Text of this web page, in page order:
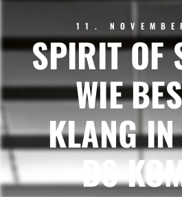
11.
SPIRIT OF
WIE
KLANG
DS